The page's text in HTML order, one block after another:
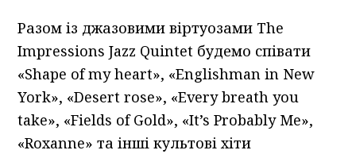
Разом із джазовими віртуозами The
Impressions Jazz Quintet будемо співати
«Shape of my heart», «Englishman in New
York», «Desert rose», «Every breath you
take», «Fields of Gold», «It’s Probably Me»,
«Roxanne» та інші культові хіти